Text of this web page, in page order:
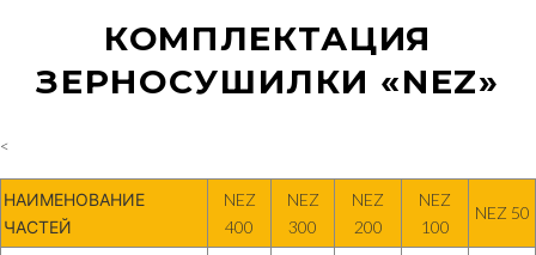
КОМПЛЕКТАЦИЯ
ЗЕРНОСУШИЛКИ «NEZ»
<
НАИМЕНОВАНИЕ
ЧАСТЕЙ
NEZ
400
NEZ
300
NEZ
200
NEZ
100
NEZ 50